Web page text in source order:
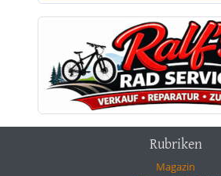
Rubriken
Magazin